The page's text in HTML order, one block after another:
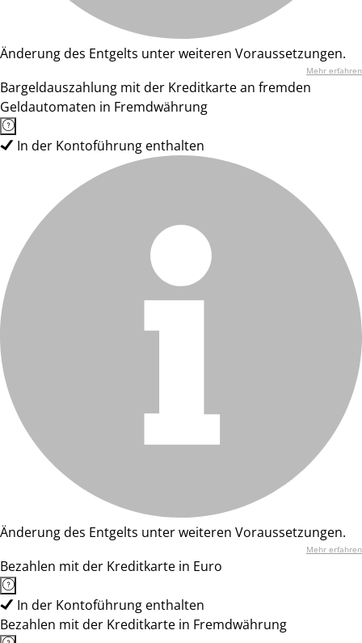
Änderung des Entgelts unter weiteren Voraussetzungen.
Mehr erfahren
Bargeldauszahlung mit der Kreditkarte an fremden
Geldautomaten in Fremdwährung
In der Kontoführung enthalten
Änderung des Entgelts unter weiteren Voraussetzungen.
Mehr erfahren
Bezahlen mit der Kreditkarte in Euro
In der Kontoführung enthalten
Bezahlen mit der Kreditkarte in Fremdwährung